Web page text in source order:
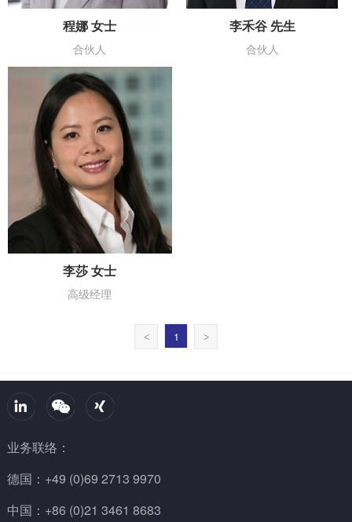
程娜 女士
合伙人
李禾谷 先生
合伙人
李莎 女士
高级经理
< 1 >
业务联络：
德国：+49 (0)69 2713 9970
中国：+86 (0)21 3461 8683